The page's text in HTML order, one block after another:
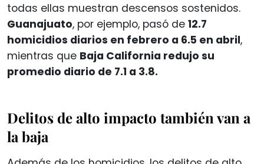
todas ellas muestran descensos sostenidos.
Guanajuato, por ejemplo, pasó de 12.7
homicidios diarios en febrero a 6.5 en abril,
mientras que Baja California redujo su
promedio diario de 7.1 a 3.8.
Delitos de alto impacto también van a
la baja